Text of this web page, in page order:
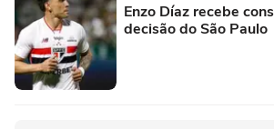
Enzo Díaz recebe
decisão do São Paulo